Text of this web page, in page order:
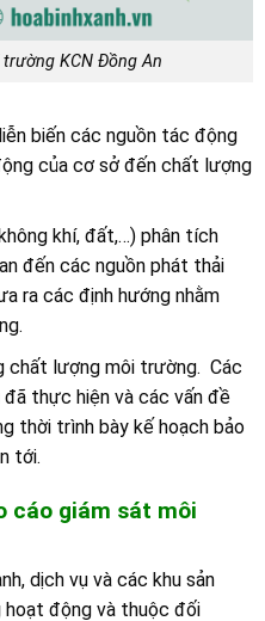
KCN Đồng An
biến các nguồn tác động
của cơ sở đến chất lượng
khí, đất,…) phân tích
đến các nguồn phát thải
ra các định hướng nhằm
chất lượng môi trường. Các
thực hiện và các vấn đề
thời trình bày kế hoạch bảo
tới.
cáo giám sát môi
dịch vụ và các khu sản
hoạt động và thuộc đối